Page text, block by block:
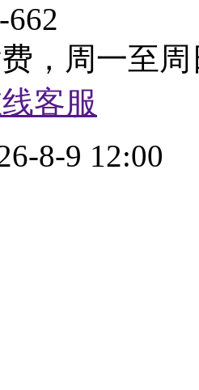
662
，周一至周
客服
8-9 12:00